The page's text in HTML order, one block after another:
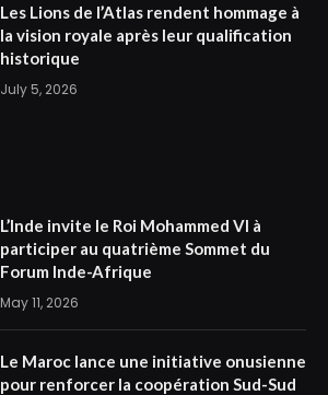
Les Lions de l’Atlas rendent hommage à
la vision royale après leur qualification
historique
July 5, 2026
L’Inde invite le Roi Mohammed VI à
participer au quatrième Sommet du
Forum Inde-Afrique
May 11, 2026
Le Maroc lance une initiative onusienne
pour renforcer la coopération Sud-Sud